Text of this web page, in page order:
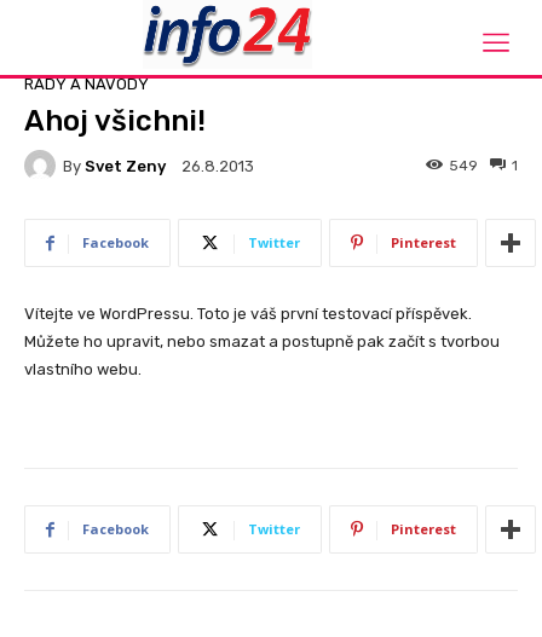
Rady a návody
RADY A NÁVODY
Ahoj všichni!
By Svet Zeny 26.8.2013 1
549
Facebook Twitter Pinterest
Vítejte ve WordPressu. Toto je váš první testovací příspěvek.
Můžete ho upravit, nebo smazat a postupně pak začít s tvorbou
vlastního webu.
Facebook Twitter Pinterest